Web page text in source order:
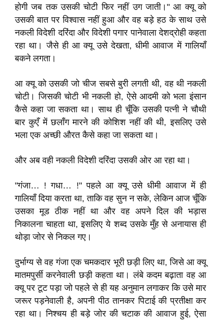
होगी जब तक उसकी चोटी फिर नहीं उग जाती।" आ क्यू को
उसकी बात पर विश्वास नहीं हुआ और वह बड़े हठ के साथ उसे
नकली विदेशी दरिंदा और विदेशी पगार पानेवाला देशद्रोही कहता
रहा था। जैसे ही आ क्यू उसे देखता, धीमी आवाज में गालियाँ
बकने लगता।
आ क्यू को उसकी जो चीज सबसे बुरी लगती थी, वह थी नकली
चोटी। जिसकी चोटी भी नकली हो, ऐसे आदमी को भला इंसान
कैसे कहा जा सकता था। साथ ही चूँकि उसकी पत्नी ने चौथी
बार कुएँ में छलाँग मारने की कोशिश नहीं की थी, इसलिए उसे
भला एक अच्छी औरत कैसे कहा जा सकता था।
और अब वही नकली विदेशी दरिंदा उसकी ओर आ रहा था।
"गंजा… ! गधा… !" पहले आ क्यू उसे धीमी आवाज में ही
गालियाँ दिया करता था, ताकि वह सुन न सके, लेकिन आज चूँकि
उसका मूड ठीक नहीं था और वह अपने दिल की भड़ास
निकालना चाहता था, इसलिए ये शब्द उसके मुँह से अनायास ही
थोड़ा जोर से निकल गए।
दुर्भाग्य से वह गंजा एक चमकदार भूरी छड़ी लिए था, जिसे आ क्यू
मातमपुर्सी करनेवाली छड़ी कहता था। लंबे कदम बढ़ाता वह आ
क्यू पर टूट पड़ा जो पहले से ही यह अनुमान लगाकर कि उसे मार
जरूर पड़नेवाली है, अपनी पीठ तानकर पिटाई की प्रतीक्षा कर
रहा था। निश्चय ही बड़े जोर की चटाक की आवाज हुई, ऐसा